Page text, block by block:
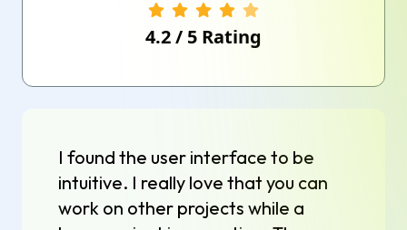
4.2/ 5 Rating
I found the user interface to be
intuitive. I really love that you can
work on other projects while a